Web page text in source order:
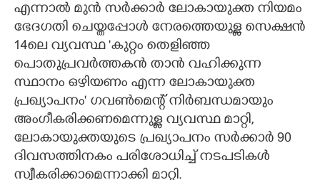
എന്നാൽ മുൻ സർക്കാർ ലോകായുക്ത നിയമം
ഭേദഗതി ചെയ്തപ്പോൾ നേരത്തെയുള്ള സെക്ഷൻ
14ലെ വ്യവസ്ഥ 'കുറ്റം തെളിഞ്ഞ
പൊതുപ്രവർത്തകൻ താൻ വഹിക്കുന്ന
സ്ഥാനം ഒഴിയണം എന്ന ലോകായുക്ത
പ്രഖ്യാപനം' ഗവൺമെന്റ് നിർബന്ധമായും
അംഗീകരിക്കണമെന്നുള്ള വ്യവസ്ഥ മാറ്റി,
ലോകായുക്തയുടെ പ്രഖ്യാപനം സർക്കാർ 90
ദിവസത്തിനകം പരിശോധിച്ച് നടപടികൾ
സ്വീകരിക്കാമെന്നാക്കി മാറ്റി.